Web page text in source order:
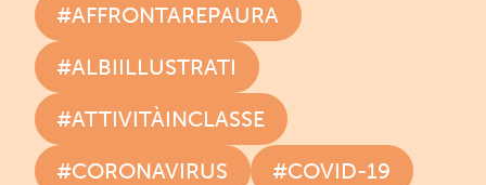
#AFFRONTAREPAURA
#ALBIILLUSTRATI
#ATTIVITÀINCLASSE
#CORONAVIRUS
#COVID-19